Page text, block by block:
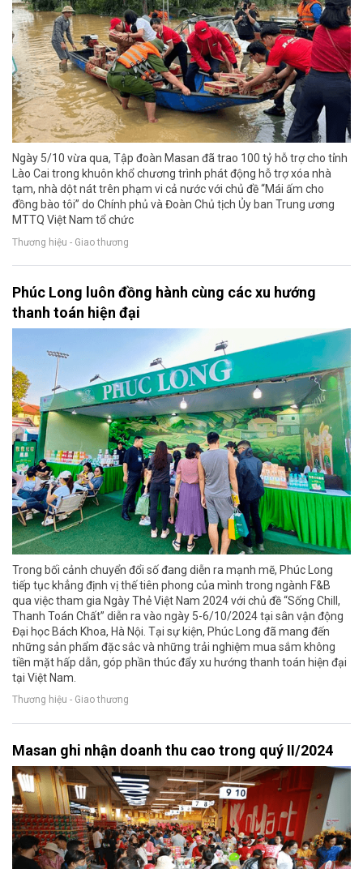
Ngày 5/10 vừa qua, Tập đoàn Masan đã trao 100 tỷ hỗ trợ cho tỉnh
Lào Cai trong khuôn khổ chương trình phát động hỗ trợ xóa nhà
tạm, nhà dột nát trên phạm vi cả nước với chủ đề “Mái ấm cho
đồng bào tôi” do Chính phủ và Đoàn Chủ tịch Ủy ban Trung ương
MTTQ Việt Nam tổ chức
Thương hiệu - Giao thương
Phúc Long luôn đồng hành cùng các xu hướng
thanh toán hiện đại
Trong bối cảnh chuyển đổi số đang diễn ra mạnh mẽ, Phúc Long
tiếp tục khẳng định vị thế tiên phong của mình trong ngành F&B
qua việc tham gia Ngày Thẻ Việt Nam 2024 với chủ đề “Sống Chill,
Thanh Toán Chất” diễn ra vào ngày 5-6/10/2024 tại sân vận động
Đại học Bách Khoa, Hà Nội. Tại sự kiện, Phúc Long đã mang đến
những sản phẩm đặc sắc và những trải nghiệm mua sắm không
tiền mặt hấp dẫn, góp phần thúc đẩy xu hướng thanh toán hiện đại
tại Việt Nam.
Thương hiệu - Giao thương
Masan ghi nhận doanh thu cao trong quý II/2024